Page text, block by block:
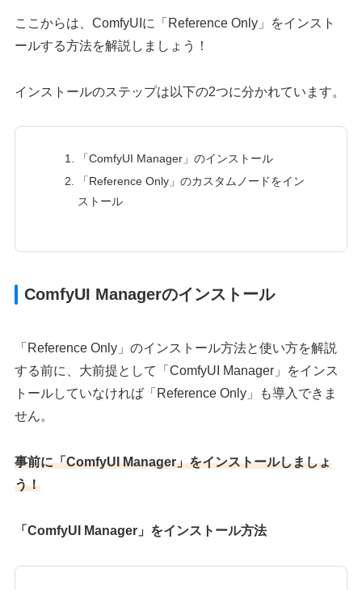
ここからは、ComfyUIに「Reference Only」をインスト
ールする方法を解説しましょう！
インストールのステップは以下の2つに分かれています。
「ComfyUI Manager」のインストール
「Reference Only」のカスタムノードをイン
ストール
ComfyUI Managerのインストール
「Reference Only」のインストール方法と使い方を解説
する前に、大前提として「ComfyUI Manager」をインス
トールしていなければ「Reference Only」も導入できま
せん。
事前に「ComfyUI Manager」をインストールしましょ
う！
「ComfyUI Manager」をインストール方法